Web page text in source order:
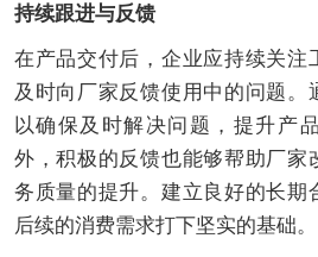
持续跟进与反馈
在产品交付后，企业应持续关注
及时向厂家反馈使用中的问题。
以确保及时解决问题，提升产
外，积极的反馈也能够帮助厂家
务质量的提升。建立良好的长期
后续的消费需求打下坚实的基础。